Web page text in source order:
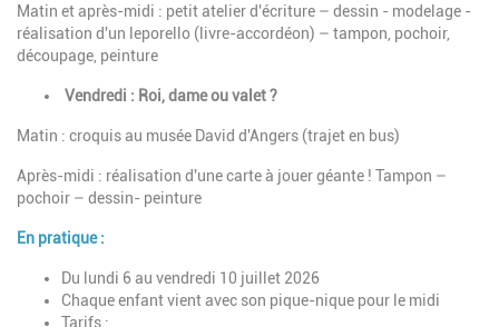
Matin et après-midi : petit atelier d'écriture – dessin - modelage -
réalisation d'un leporello (livre-accordéon) – tampon, pochoir,
découpage, peinture
Vendredi : Roi, dame ou valet ?
Matin : croquis au musée David d'Angers (trajet en bus)
Après-midi : réalisation d'une carte à jouer géante ! Tampon –
pochoir – dessin- peinture
En pratique :
Du lundi 6 au vendredi 10 juillet 2026
Chaque enfant vient avec son pique-nique pour le midi
Tarifs :